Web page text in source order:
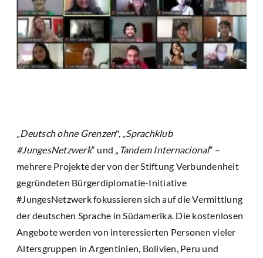
Deutsch ohne Grenzen", „ Sprachklub
#JungesNetzwerk“ und „ Tandem Internacional“ –
mehrere Projekte der von der Stiftung Verbundenheit
gegründeten Bürgerdiplomatie-Initiative
#JungesNetzwerk fokussieren sich auf die Vermittlung
der deutschen Sprache in Südamerika. Die kostenlosen
Angebote werden von interessierten Personen vieler
Altersgruppen in Argentinien, Bolivien, Peru und